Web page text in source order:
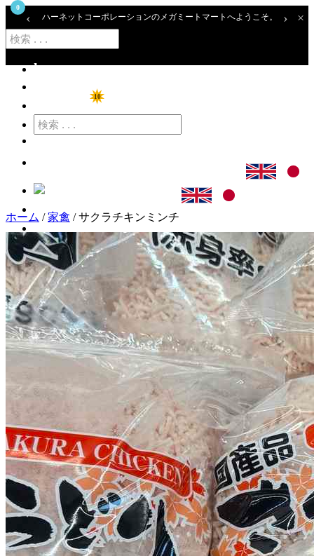
‹ ハーネットコーポレーションのメガミートマートへようこそ。 › ×
home
10
0
ログイン
アカウント登録
ホーム /家禽 / サクラチキンミンチ